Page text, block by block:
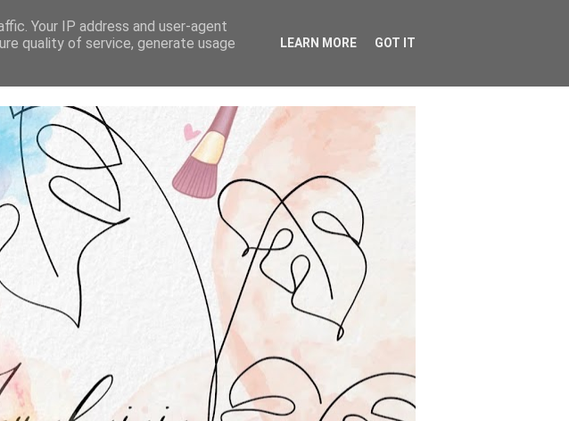
WSPÓŁPRACA
Your IP address and user-agent
quality of service, generate usage
LEARN MORE GOT IT